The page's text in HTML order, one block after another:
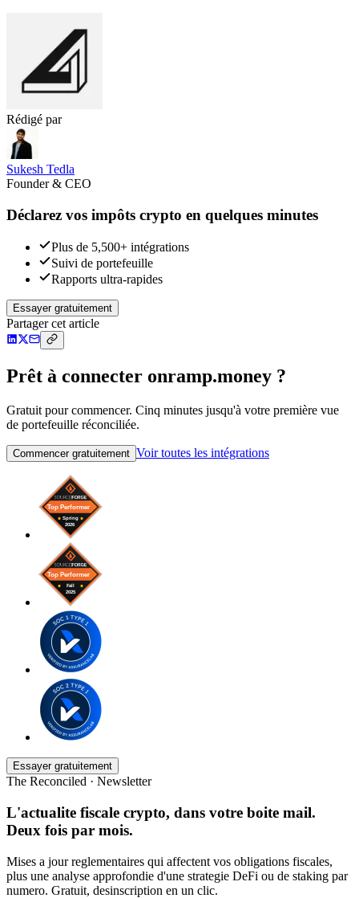
Rédigé par
Sukesh Tedla
Founder & CEO
Déclarez vos impôts crypto en quelques minutes
Plus de 5,500+ intégrations
Suivi de portefeuille
Rapports ultra-rapides
Essayer gratuitement
Partager cet article
Prêt à connecter onramp.money ?
Gratuit pour commencer. Cinq minutes jusqu'à votre première vue
de portefeuille réconciliée.
Commencer gratuitement Voir toutes les intégrations
Essayer gratuitement
The Reconciled · Newsletter
L'actualite fiscale crypto, dans votre boite mail.
Deux fois par mois.
Mises a jour reglementaires qui affectent vos obligations fiscales,
plus une analyse approfondie d'une strategie DeFi ou de staking par
numero. Gratuit, desinscription en un clic.